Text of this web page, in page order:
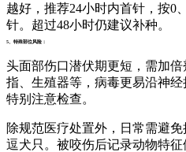
越好，推荐24小时内首针，按0
针。超过48小时仍建议补种。
5、特殊部位风险：
头面部伤口潜伏期更短，需加
指、生殖器等，病毒更易沿神
特别注意检查。
除规范医疗处置外，日常需避
逗犬只。被咬伤后记录动物特